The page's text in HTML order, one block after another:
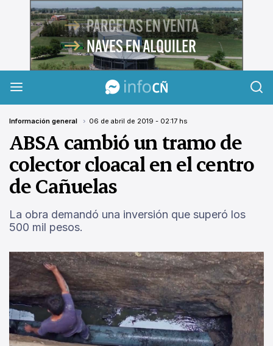
InfoCañuelas
Información general 06 de abril de 2019 - 02:17 hs
ABSA cambió un tramo de
colector cloacal en el centro
de Cañuelas
La obra demandó una inversión que superó los
500 mil pesos.